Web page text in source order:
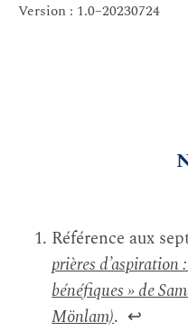
Version : 1.0–20230724
Référence aux
prières d’aspiration
bénéfiques » de
Mönlam). ↩